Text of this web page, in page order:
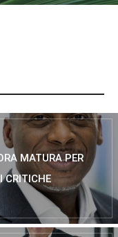
MATURA PER
CRITICHE